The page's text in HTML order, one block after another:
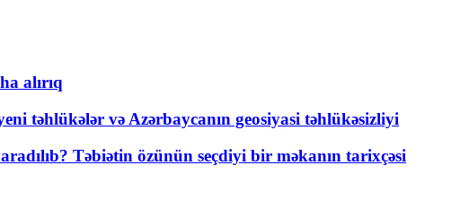
alırıq
təhlükələr və Azərbaycanın geosiyasi təhlükəsizliyi
Təbiətin özünün seçdiyi bir məkanın tarixçəsi